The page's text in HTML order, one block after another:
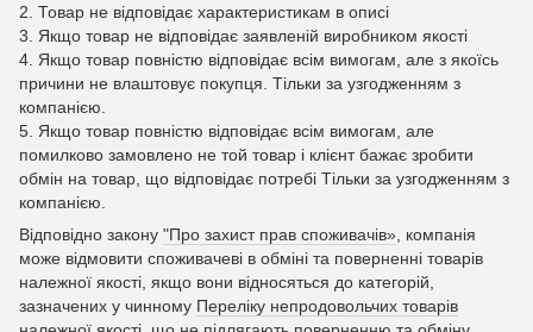
2. Товар не відповідає характеристикам в описі
3. Якщо товар не відповідає заявленій виробником якості
4. Якщо товар повністю відповідає всім вимогам, але з якоїсь
причини не влаштовує покупця. Тільки за узгодженням з
компанією.
5. Якщо товар повністю відповідає всім вимогам, але
помилково замовлено не той товар і клієнт бажає зробити
обмін на товар, що відповідає потребі Тільки за узгодженням з
компанією.
Відповідно закону "Про захист прав споживачів» , компанія
може відмовити споживачеві в обміні та поверненні товарів
належної якості, якщо вони відносяться до категорій,
зазначених у чинному Переліку непродовольчих товарів